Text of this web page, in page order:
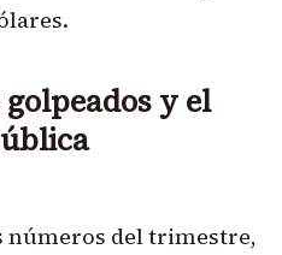
y el
números del trimestre,